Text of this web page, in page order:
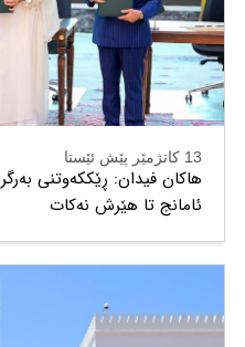
13 کاتژمێر پێش ئێستا
هاکان فیدان: ڕێککەوتنی
ئامانج تا هێرش نەکات